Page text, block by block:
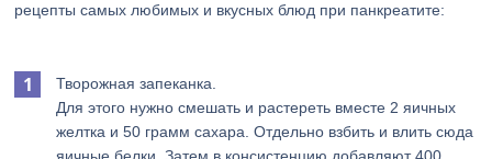
рецепты самых любимых и вкусных блюд при панкреатите:
Творожная запеканка.
Для этого нужно смешать и растереть вместе 2 яичных
желтка и 50 грамм сахара. Отдельно взбить и влить сюда